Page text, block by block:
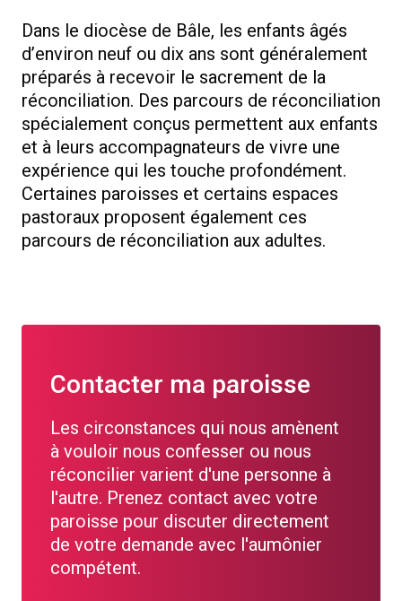
Dans le diocèse de Bâle, les enfants âgés
d’environ neuf ou dix ans sont généralement
préparés à recevoir le sacrement de la
réconciliation. Des parcours de réconciliation
spécialement conçus permettent aux enfants
et à leurs accompagnateurs de vivre une
expérience qui les touche profondément.
Certaines paroisses et certains espaces
pastoraux proposent également ces
parcours de réconciliation aux adultes.
Contacter ma paroisse
Les circonstances qui nous amènent
à vouloir nous confesser ou nous
réconcilier varient d'une personne à
l'autre. Prenez contact avec votre
paroisse pour discuter directement
de votre demande avec l'aumônier
compétent.